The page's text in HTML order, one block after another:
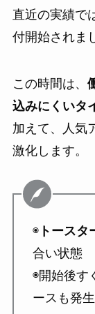
直近の実績で
付開始されま
この時間は、
込みにくいタ
加えて、人気
激化します。
◉トースタ
合い状態
◉開始後す
ースも発生